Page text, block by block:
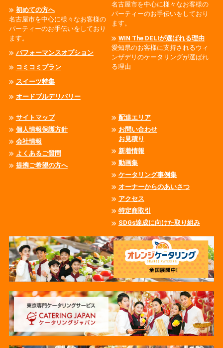
初めての方へ
名古屋市を中心に様々なお客様の
パーティーのお手伝いをしており
ます。
パフォーマンスオプション
コミコミプラン
スイーツ特集
オードブルデリバリー
名古屋市を中心に様々なお客様の
パーティーのお手伝いをしており
ます。
WIN The DELIが選ばれる理由
愛知県のお客様に支持されるウィ
ンザデリのケータリングが選ばれ
る理由
サイトマップ
個人情報保護方針
会社情報
よくあるご質問
提携ご希望の方へ
配達エリア
お問い合わせ
お見積り
新着情報
動画集
ケータリング事例集
オーナーからのあいさつ
アクセス
特定商取引
SDGs達成に向けた取り組み